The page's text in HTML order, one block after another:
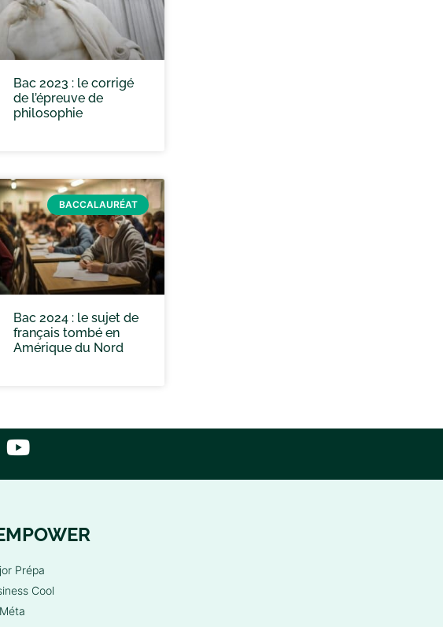
Bac 2023 : le corrigé
de l’épreuve de
philosophie
BACCALAURÉAT
Bac 2024 : le sujet de
français tombé en
Amérique du Nord
Prépa
Cool